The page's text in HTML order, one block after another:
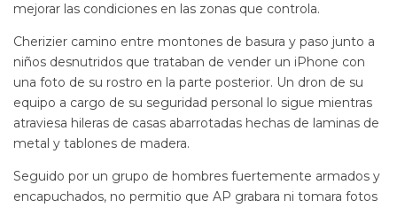
mejorar las condiciones en las zonas que controla.
Cherizier camino entre montones de basura y paso junto a
niños desnutridos que trataban de vender un iPhone con
una foto de su rostro en la parte posterior. Un dron de su
equipo a cargo de su seguridad personal lo sigue mientras
atraviesa hileras de casas abarrotadas hechas de laminas de
metal y tablones de madera.
Seguido por un grupo de hombres fuertemente armados y
encapuchados, no permitio que AP grabara ni tomara fotos